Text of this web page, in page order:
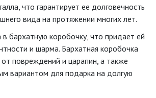
что гарантирует ее долговечность
вида на протяжении многих лет.
бархатную коробочку, что придает ей
и шарма. Бархатная коробочка
повреждений и царапин, а также
вариантом для подарка на долгую